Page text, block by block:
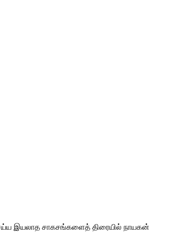
இயலாத சாகசங்களைத் திரையில் நாயகன்